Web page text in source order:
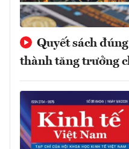
Quyết sách
thành tăng trưởng